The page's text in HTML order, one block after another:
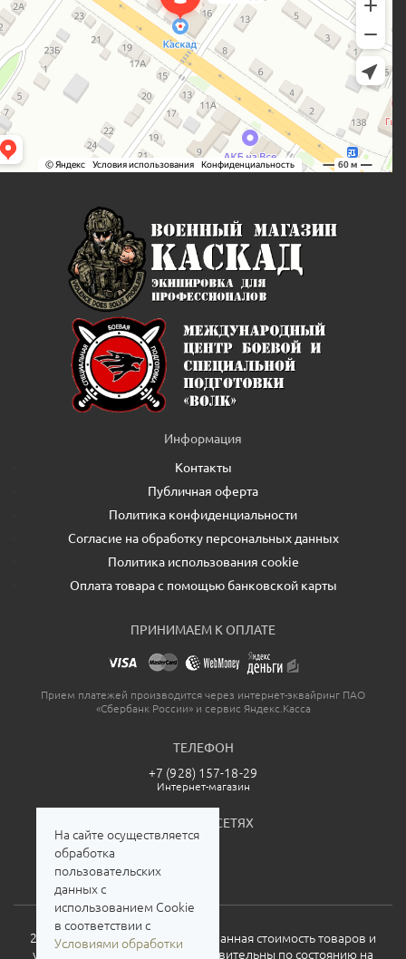
Информация
Контакты
Публичная оферта
Политика конфиденциальности
Согласие на обработку персональных данных
Политика использования cookie
Оплата товара с помощью банковской карты
ПРИНИМАЕМ К ОПЛАТЕ
Прием платежей производится через интернет-эквайринг ПАО
«Сбербанк России» и сервис Яндекс.Касса
ТЕЛЕФОН
+7 (928) 157-18-29
Интернет-магазин
МЫ В СОЦСЕТЯХ
2026. Все права защищены. Указанная стоимость товаров и
условия их приобретения действительны по состоянию на
На сайте осуществляется
обработка
пользовательских
данных с
использованием Cookie
в соответствии с
Условиями обработки